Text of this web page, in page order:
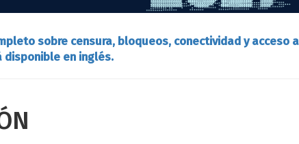
sobre censura, bloqueos, conectividad y acceso
en inglés.